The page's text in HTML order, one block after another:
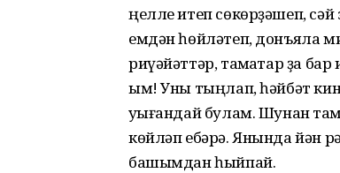
ңелле итеп сөкөрҙәшеп, сәй
емдән һөйләтеп, донъяла
риүәйәттәр, таҡмаҡтар ҙа
ым! Уны тыңлап, һәйбәт
уҡығандай булам. Шунан
көйләп ебәрә. Янында йән
башымдан һыйпай.